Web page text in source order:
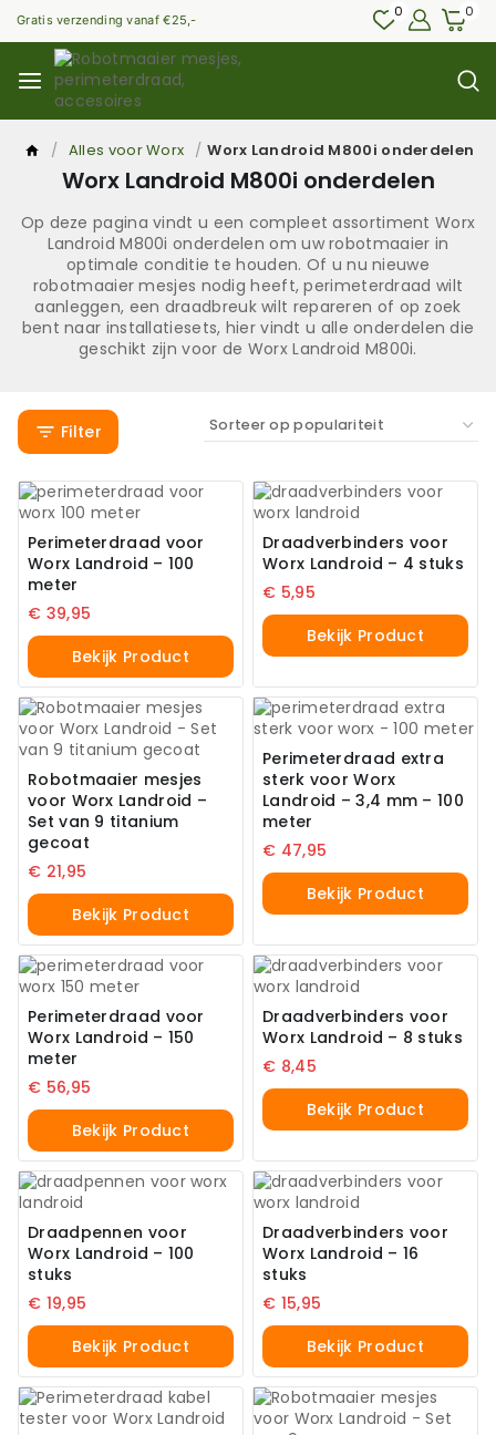
Gratis verzending vanaf €25,- 0 0
/ Alles voor Worx / Worx Landroid M800i onderdelen
Worx Landroid M800i onderdelen
Op deze pagina vindt u een compleet assortiment Worx
Landroid M800i onderdelen om uw robotmaaier in
optimale conditie te houden. Of u nu nieuwe
robotmaaier mesjes nodig heeft, perimeterdraad wilt
aanleggen, een draadbreuk wilt repareren of op zoek
bent naar installatiesets, hier vindt u alle onderdelen die
geschikt zijn voor de Worx Landroid M800i.
Filter
Perimeterdraad voor
Worx Landroid – 100
meter
€ 39,95
Bekijk Product
Draadverbinders voor
Worx Landroid – 4 stuks
€ 5,95
Bekijk Product
Robotmaaier mesjes
voor Worx Landroid –
Set van 9 titanium
gecoat
€ 21,95
Bekijk Product
Perimeterdraad extra
sterk voor Worx
Landroid – 3,4 mm – 100
meter
€ 47,95
Bekijk Product
Perimeterdraad voor
Worx Landroid – 150
meter
€ 56,95
Bekijk Product
Draadverbinders voor
Worx Landroid – 8 stuks
€ 8,45
Bekijk Product
Draadpennen voor
Worx Landroid – 100
stuks
€ 19,95
Bekijk Product
Draadverbinders voor
Worx Landroid – 16
stuks
€ 15,95
Bekijk Product